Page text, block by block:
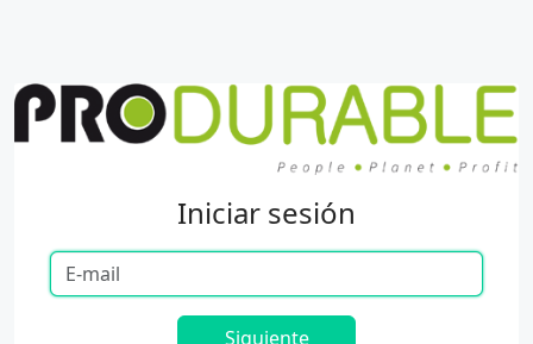
Iniciar sesión